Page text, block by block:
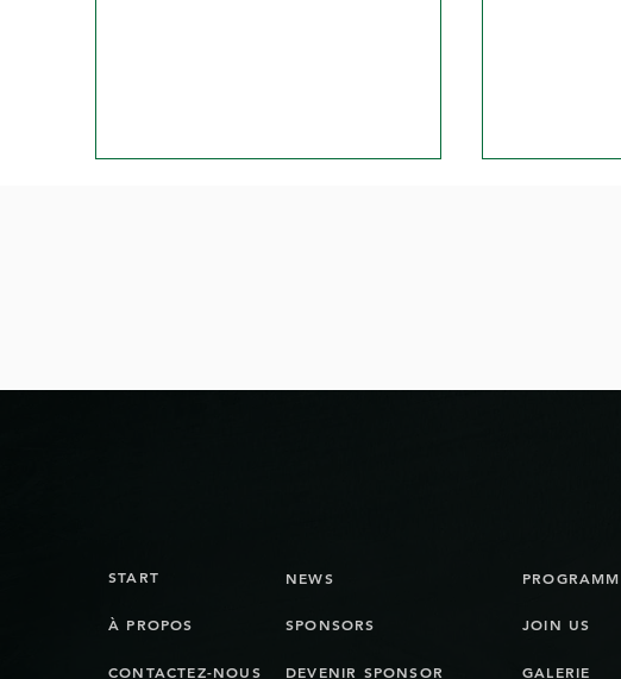
L'équipe des Bienna Jets de
Journée
START
À PROPOS
CONTACTEZ-NOUS
SPONSORS
NEWS
DEVENIR SPONSOR
JOIN US
GALERIE